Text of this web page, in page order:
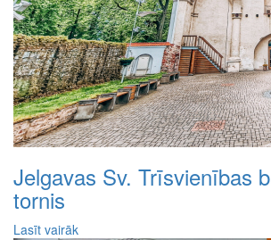
Jelgavas Sv. Trīsvienības
tornis
Lasīt vairāk